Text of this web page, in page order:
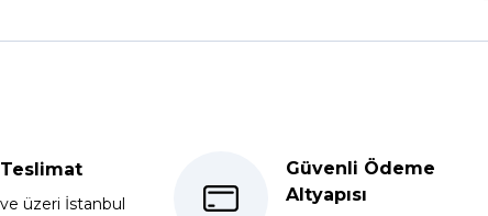
kargo ve teslimat için ayrıca teşekkür ederim.
ve üzeri İstanbul
Güvenli Ödeme
Altyapısı